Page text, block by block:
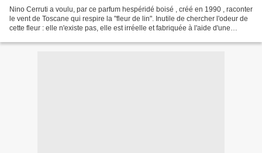
Nino Cerruti a voulu, par ce parfum hespéridé boisé , créé en 1990 , raconter
le vent de Toscane qui respire la "fleur de lin". Inutile de chercher l'odeur de
cette fleur : elle n'existe pas, elle est irréelle et fabriquée à l'aide d'une